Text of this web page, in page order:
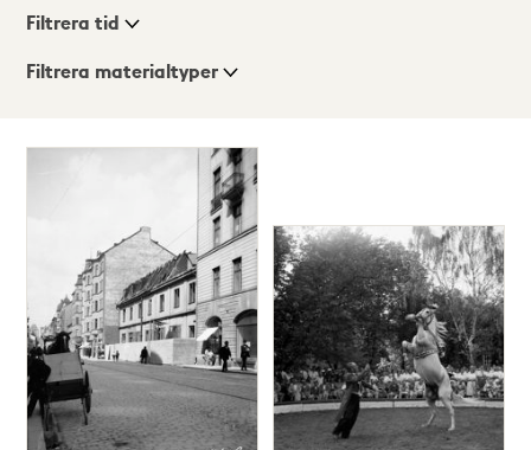
Visningsläge
Filtrera tid
Filtrera materialtyper